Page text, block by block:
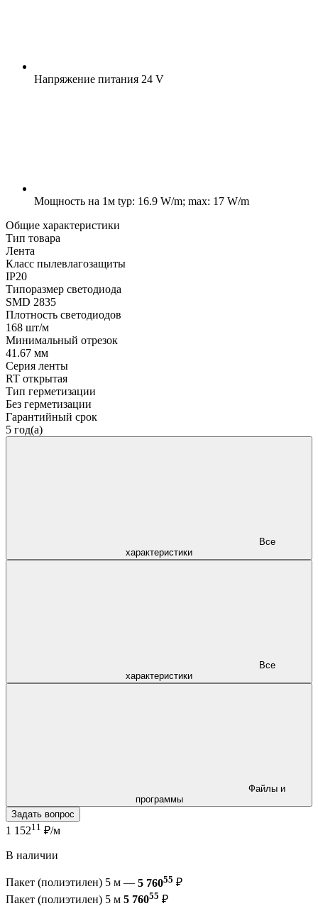
Напряжение питания 24 V
Мощность на 1м typ: 16.9 W/m; max: 17 W/m
Общие характеристики
Тип товара
Лента
Класс пылевлагозащиты
IP20
Типоразмер светодиода
SMD 2835
Плотность светодиодов
168 шт/м
Минимальный отрезок
41.67 мм
Серия ленты
RT открытая
Тип герметизации
Без герметизации
Гарантийный срок
5 год(а)
характеристики
характеристики
программы
Задать вопрос
1 15211 ₽/м
В наличии
Пакет (полиэтилен) 5 м — 5 76055 ₽
Пакет (полиэтилен) 5 м 5 76055 ₽